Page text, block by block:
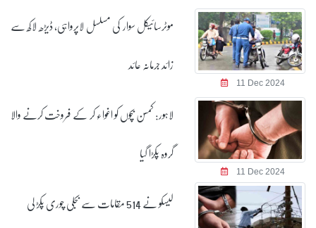
11 Dec 2024
موٹرسائیکل سوار کی مسلسل لاپرواہی، ڈیڑھ لاکھ سے
زائد جرمانہ عائد
11 Dec 2024
لاہور: کمسن بچوں کو اغواء کر کے فروخت کرنے والا
گروہ پکڑا گیا
لیسکو نے 514 مقامات سے بجلی چوری پکڑ لی